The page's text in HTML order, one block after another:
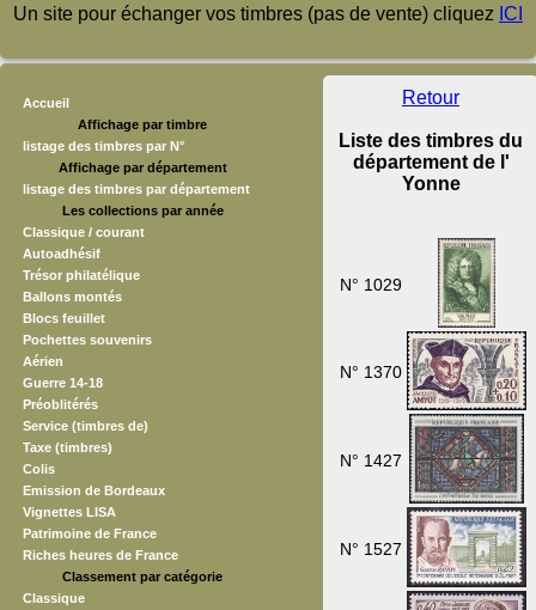
Un site pour échanger vos timbres (pas de vente) cliquez ICI
Accueil
Affichage par timbre
listage des timbres par N°
Affichage par département
listage des timbres par département
Les collections par année
Classique / courant
Autoadhésif
Trésor philatélique
Ballons montés
Blocs feuillet
Pochettes souvenirs
Aérien
Guerre 14-18
Préoblitérés
Service (timbres de)
Taxe (timbres)
Colis
Emission de Bordeaux
Vignettes LISA
Patrimoine de France
Riches heures de France
Classement par catégorie
Classique
Retour
Liste des timbres du
département de l'
Yonne
N° 1029
N° 1370
N° 1427
N° 1527